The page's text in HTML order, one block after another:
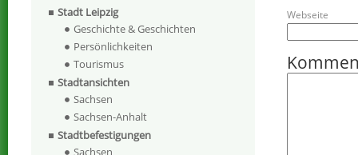
Webseite
Stadt Leipzig
Geschichte & Geschichten
Persönlichkeiten
Tourismus
Stadtansichten
Sachsen
Sachsen-Anhalt
Stadtbefestigungen
Sachsen